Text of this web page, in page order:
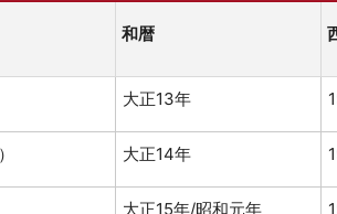
和暦
大正13年
大正14年
大正15年/昭和元年